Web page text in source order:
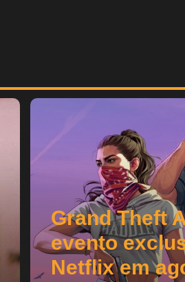
Grand Theft
evento
Netflix em